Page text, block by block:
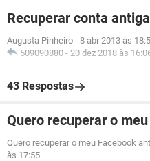
Recuperar conta
Augusta Pinheiro - 8 abr 2013 às
509090880 - 20 dez 2018 às
43 Respostas
Quero recuperar o
Quero recuperar o meu Facebook
às 17:55